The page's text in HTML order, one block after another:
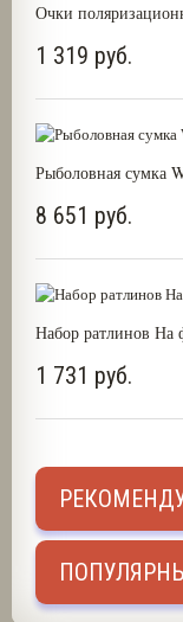
Очки
1 319 руб.
Рыболовная сумка
8 651 руб.
Набор ратлинов На
1 731 руб.